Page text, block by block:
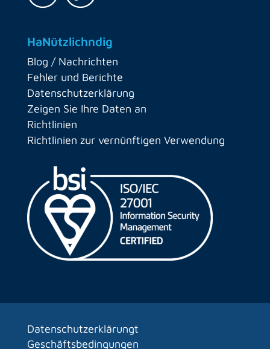
HaNützlichndig
Blog / Nachrichten
Fehler und Berichte
Datenschutzerklärung
Zeigen Sie Ihre Daten an
Richtlinien
Richtlinien zur vernünftigen Verwendung
Datenschutzerklärungt
Geschäftsbedingungen